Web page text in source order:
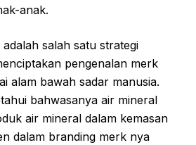
anak.
salah satu strategi
pengenalan merk
alam bawah sadar manusia.
bahwasanya air mineral
air mineral dalam kemasan
dalam branding merk nya